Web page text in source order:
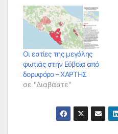
Οι εστίες της μεγάλης
φωτιάς στην Εύβοια από
δορυφόρο – ΧΑΡΤΗΣ
σε "Διαβάστε"